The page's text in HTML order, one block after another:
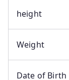
height
Weight
Date of Birth